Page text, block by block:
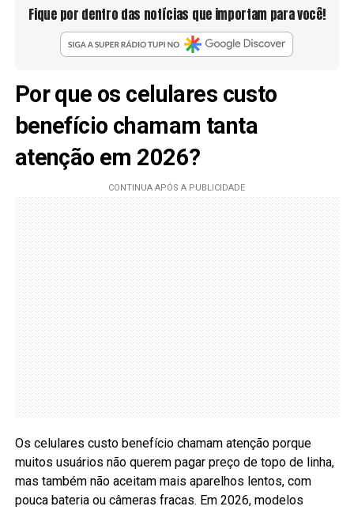
Fique por dentro das notícias que importam para você!
Por que os celulares custo
benefício chamam tanta
atenção em 2026?
Os celulares custo benefício chamam atenção porque
muitos usuários não querem pagar preço de topo de linha,
mas também não aceitam mais aparelhos lentos, com
pouca bateria ou câmeras fracas. Em 2026, modelos